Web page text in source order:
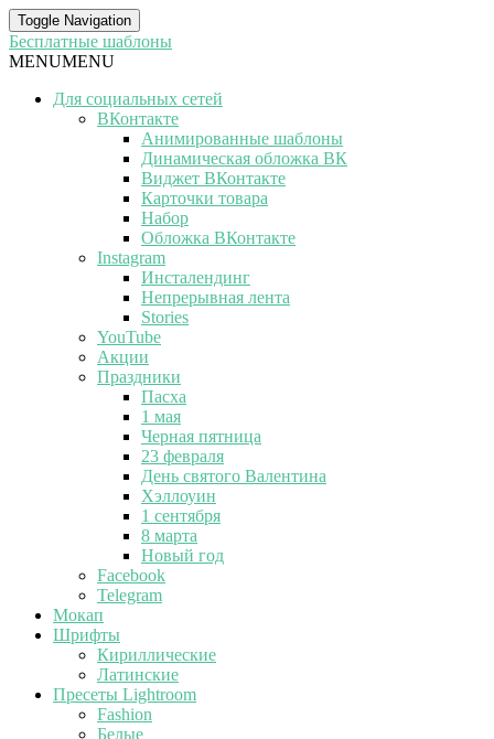
Toggle Navigation
Бесплатные шаблоны
MENUMENU
Для социальных сетей
ВКонтакте
Анимированные шаблоны
Динамическая обложка ВК
Виджет ВКонтакте
Карточки товара
Набор
Обложка ВКонтакте
Instagram
Инсталендинг
Непрерывная лента
Stories
YouTube
Акции
Праздники
Пасха
1 мая
Черная пятница
23 февраля
День святого Валентина
Хэллоуин
1 сентября
8 марта
Новый год
Facebook
Telegram
Мокап
Шрифты
Кириллические
Латинские
Пресеты Lightroom
Fashion
Белые